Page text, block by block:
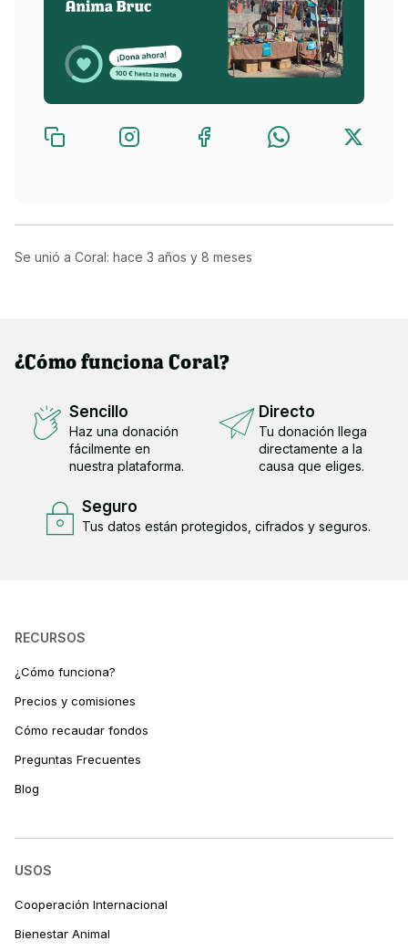
Se unió a Coral: hace 3 años y 8 meses
¿Cómo funciona Coral?
Sencillo
Haz una donación
fácilmente en
nuestra plataforma.
Directo
Tu donación llega
directamente a la
causa que eliges.
Seguro
Tus datos están protegidos, cifrados y seguros.
RECURSOS
¿Cómo funciona?
Precios y comisiones
Cómo recaudar fondos
Preguntas Frecuentes
Blog
USOS
Cooperación Internacional
Bienestar Animal